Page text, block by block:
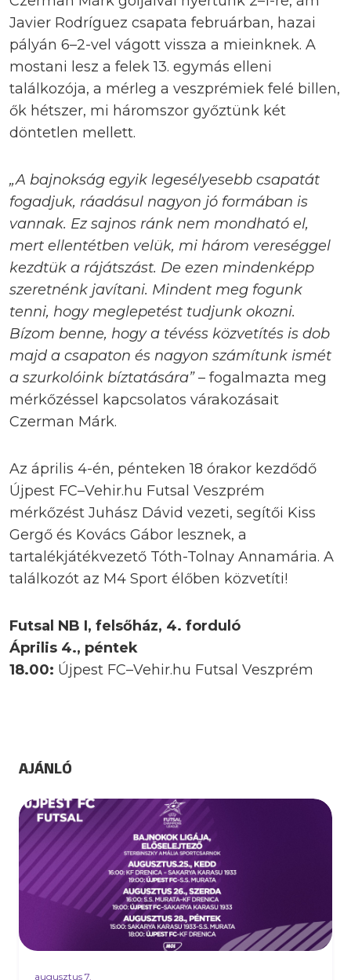
Javier Rodríguez csapata februárban, hazai
pályán 6–2-vel vágott vissza a mieinknek. A
mostani lesz a felek 13. egymás elleni
találkozója, a mérleg a veszprémiek felé billen,
ők hétszer, mi háromszor győztünk két
döntetlen mellett.
„A bajnokság egyik legesélyesebb csapatát
fogadjuk, ráadásul nagyon jó formában is
vannak. Ez sajnos ránk nem mondható el,
mert ellentétben velük, mi három vereséggel
kezdtük a rájátszást. De ezen mindenképp
szeretnénk javítani. Mindent meg fogunk
tenni, hogy meglepetést tudjunk okozni.
Bízom benne, hogy a tévéss közvetítés is dob
majd a csapaton és nagyon számítunk ismét
a szurkolóink bíztatására”– fogalmazta meg
mérkőzéssel kapcsolatos várakozásait
Czerman Márk.
Az április 4-én, pénteken 18 órakor kezdődő
Újpest FC–Vehir.hu Futsal Veszprém
mérkőzést Juhász Dávid vezeti, segítői Kiss
Gergő és Kovács Gábor lesznek, a
tartalékjátékvezető Tóth-Tolnay Annamária. A
találkozót az M4 Sport élőben közvetíti!
Futsal NB I, felsőház, 4. forduló
Április 4., péntek
18.00: Újpest FC–Vehir.hu Futsal Veszprém
AJÁNLÓ
augusztus 7.